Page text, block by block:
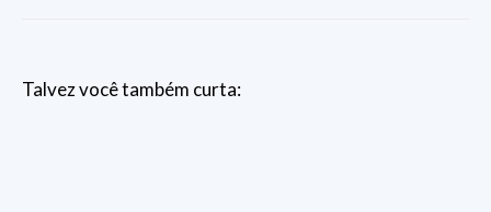
Talvez você também curta: